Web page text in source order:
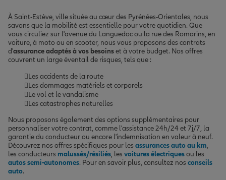
À Saint-Estève, ville située au cœur des Pyrénées-Orientales, nous
savons que la mobilité est essentielle pour votre quotidien. Que
vous circuliez sur l'avenue du Languedoc ou la rue des Romarins, en
voiture, à moto ou en scooter, nous vous proposons des contrats
d'assurance adaptés à vos besoinset à votre budget. Nos offres
couvrent un large éventail de risques, tels que :
Les accidents de la route
Les dommages matériels et corporels
Le vol et le vandalisme
Les catastrophes naturelles
Nous proposons également des options supplémentaires pour
personnaliser votre contrat, comme l'assistance 24h/24 et 7j/7, la
garantie du conducteur ou encore l'indemnisation en valeur à neuf.
Découvrez nos offres spécifiques pour les assurances auto au km,
les conducteurs malussés/résiliés, les voitures électriquesou les
autos semi-autonomes. Pour en savoir plus, consultez nos conseils
auto.